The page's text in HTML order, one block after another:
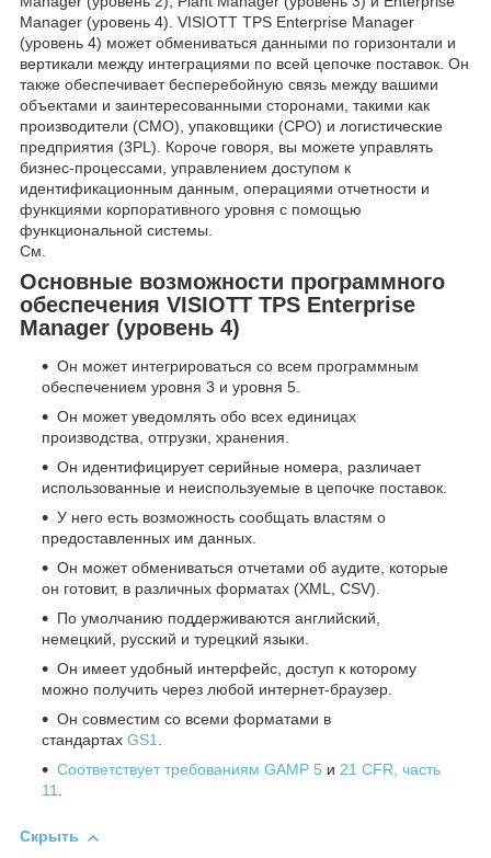
Manager (уровень 4). VISIOTT TPS Enterprise Manager
(уровень 4) может обмениваться данными по горизонтали и
вертикали между интеграциями по всей цепочке поставок. Он
также обеспечивает бесперебойную связь между вашими
объектами и заинтересованными сторонами, такими как
производители (CMO), упаковщики (CPO) и логистические
предприятия (3PL). Короче говоря, вы можете управлять
бизнес-процессами, управлением доступом к
идентификационным данным, операциями отчетности и
функциями корпоративного уровня с помощью
функциональной системы.
См.
Основные возможности программного
обеспечения VISIOTT TPS Enterprise
Manager (уровень 4)
Он может интегрироваться со всем программным
обеспечением уровня 3 и уровня 5.
Он может уведомлять обо всех единицах
производства, отгрузки, хранения.
Он идентифицирует серийные номера, различает
использованные и неиспользуемые в цепочке поставок.
У него есть возможность сообщать властям о
предоставленных им данных.
Он может обмениваться отчетами об аудите, которые
он готовит, в различных форматах (XML, CSV).
По умолчанию поддерживаются английский,
немецкий, русский и турецкий языки.
Он имеет удобный интерфейс, доступ к которому
можно получить через любой интернет-браузер.
Он совместим со всеми форматами в
стандартах GS1.
Соответствует требованиям GAMP 5 и 21 CFR, часть
11.
Скрыть